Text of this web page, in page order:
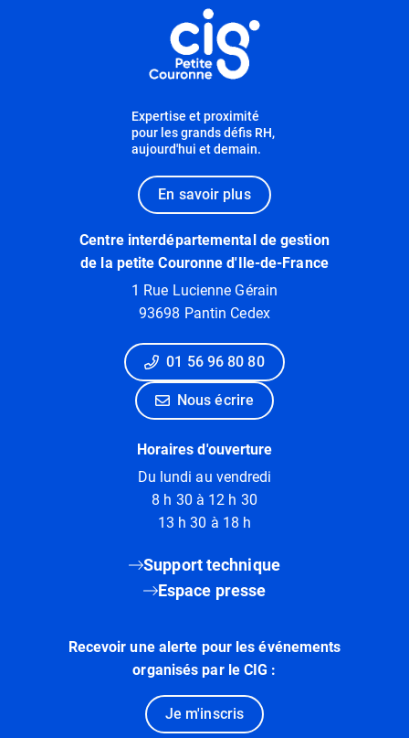
Expertise et proximité
pour les grands défis RH,
aujourd'hui et demain.
En savoir plus
Centre interdépartemental de gestion
de la petite Couronne d'Ile-de-France
1 Rue Lucienne Gérain
93698 Pantin Cedex
01 56 96 80 80
Nous écrire
Horaires d'ouverture
Du lundi au vendredi
8 h 30 à 12 h 30
13 h 30 à 18 h
Support technique
Espace presse
Recevoir une alerte pour les événements
organisés par le CIG :
Je m'inscris